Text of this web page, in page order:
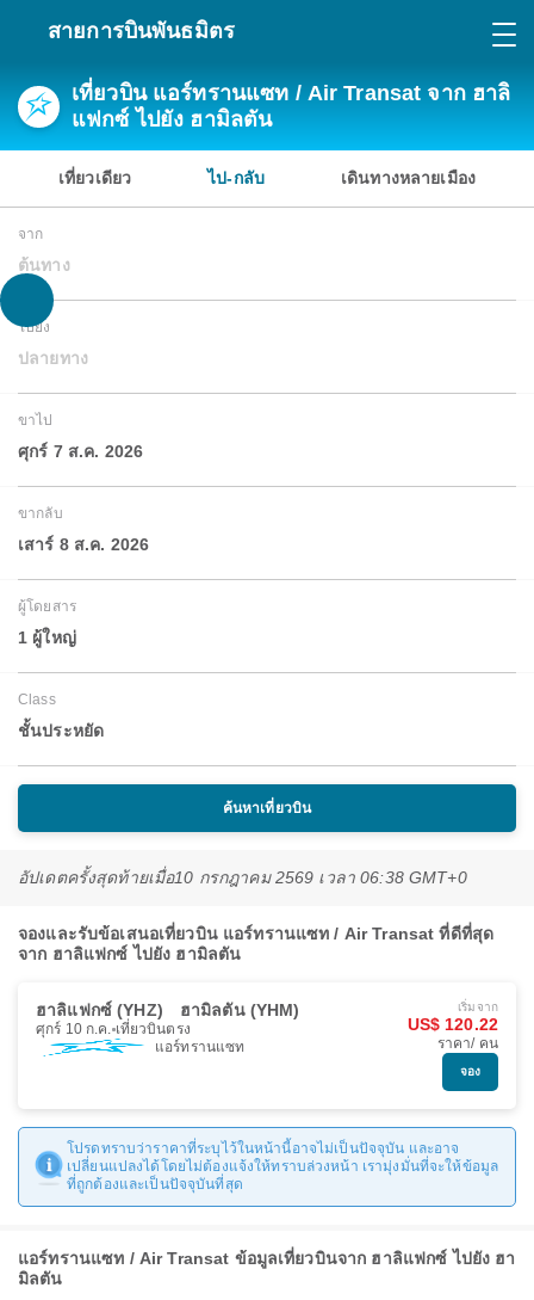
สายการบินพันธมิตร
เที่ยวบิน แอร์ทรานแซท / Air Transat จาก ฮาลิ
แฟกซ์ ไปยัง ฮามิลตัน
เที่ยวเดียว ไป-กลับ เดินทางหลายเมือง
จาก
ต้นทาง
ไปยัง
ปลายทาง
ขาไป
ศุกร์ 7 ส.ค. 2026
ขากลับ
เสาร์ 8 ส.ค. 2026
ผู้โดยสาร
1 ผู้ใหญ่
Class
ชั้นประหยัด
ค้นหาเที่ยวบิน
อัปเดตครั้งสุดท้ายเมื่อ10 กรกฎาคม 2569 เวลา 06:38 GMT+0
จองและรับข้อเสนอเที่ยวบิน แอร์ทรานแซท / Air Transat ที่ดีที่สุด
จาก ฮาลิแฟกซ์ ไปยัง ฮามิลตัน
ฮาลิแฟกซ์ (YHZ) ฮามิลตัน (YHM)
ศุกร์ 10 ก.ค. เที่ยวบินตรง
แอร์ทรานแซท
เริ่มจาก
US$ 120.22
ราคา/ คน
จอง
โปรดทราบว่าราคาที่ระบุไว้ในหน้านี้อาจไม่เป็นปัจจุบัน และอาจ
เปลี่ยนแปลงได้โดยไม่ต้องแจ้งให้ทราบล่วงหน้า เรามุ่งมั่นที่จะให้ข้อมูล
ที่ถูกต้องและเป็นปัจจุบันที่สุด
แอร์ทรานแซท / Air Transat ข้อมูลเที่ยวบินจาก ฮาลิแฟกซ์ ไปยัง ฮา
มิลตัน